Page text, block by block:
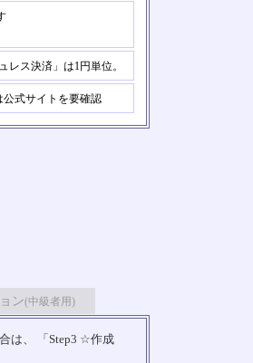
ス決済」は1円単位。
式サイトを要確認
ン(中級者用)
は、 「Step3 ☆作成